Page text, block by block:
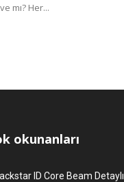
mı? Her...
okunanları
ID Core Beam Detaylı